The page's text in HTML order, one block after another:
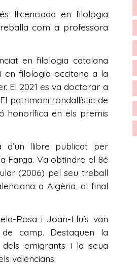
llicenciada en filologia
com a professora
en filologia catalana
en filologia occitana a la
El 2021 es va doctorar a
patrimoni rondallístic de
honorífica en els premis
d’un llibre publicat per
Farga. Va obtindre el 8é
(2006) pel seu treball
a Algèria, al final
Rosa i Joan-Lluís van
camp. Destaquen la
emigrants i la seua
valencians.